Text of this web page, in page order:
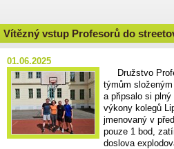
Vítězný vstup Profesorů do
01.06.2025
Družstvo
týmům
a připsalo si
výkony kolegů
jmenovaný v
pouze 1 bod,
doslova